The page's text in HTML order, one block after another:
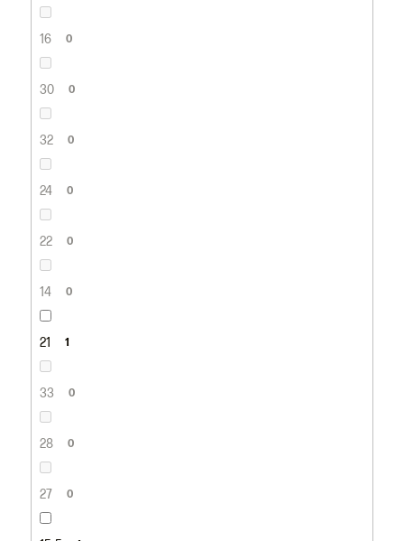
16 0
30 0
32 0
24 0
22 0
14 0
21 1
33 0
28 0
27 0